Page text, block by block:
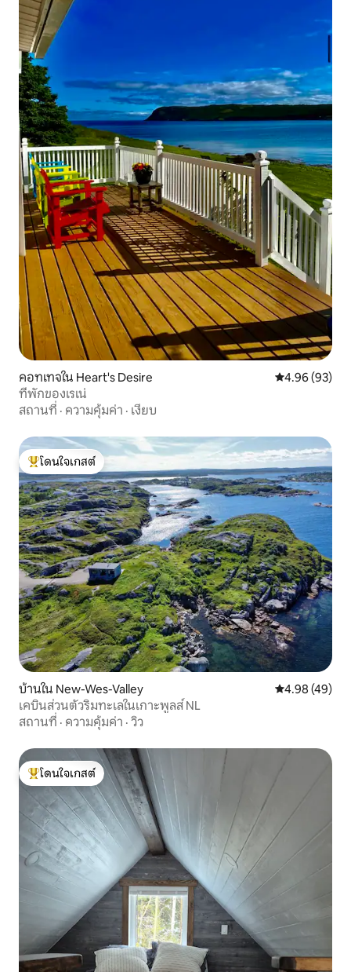
คอทเทจใน Heart's Desire คะแนนเฉลี่ย
4.96 (93)
ที่พักของเรเน่
สถานที่ · ความคุ้มค่า · เงียบ
โดนใจเกสต์ที่สุด
โดนใจเกสต์
บ้านใน New-Wes-Valley คะแนนเฉลี่ย
4.98 (49)
เคบินส่วนตัวริมทะเลในเกาะพูลส์ NL
สถานที่ · ความคุ้มค่า · วิว
โดนใจเกสต์ที่สุด
โดนใจเกสต์